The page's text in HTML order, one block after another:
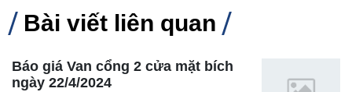
Bài viết liên quan
Báo giá Van cổng 2 cửa mặt bích
ngày 22/4/2024